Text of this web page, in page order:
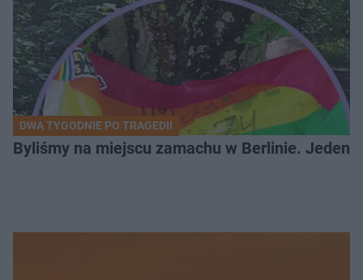
DWA TYGODNIE PO TRAGEDII
Byliśmy na miejscu zamachu w Berlinie. Jeden